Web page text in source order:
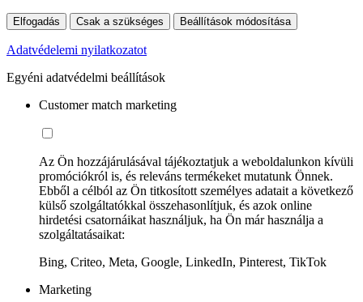
Elfogadás Csak a szükséges Beállítások módosítása
Adatvédelemi nyilatkozatot
Egyéni adatvédelmi beállítások
Customer match marketing
Az Ön hozzájárulásával tájékoztatjuk a weboldalunkon kívüli
promóciókról is, és releváns termékeket mutatunk Önnek.
Ebből a célból az Ön titkosított személyes adatait a következő
külső szolgáltatókkal összehasonlítjuk, és azok online
hirdetési csatornáikat használjuk, ha Ön már használja a
szolgáltatásaikat:
Bing, Criteo, Meta, Google, LinkedIn, Pinterest, TikTok
Marketing